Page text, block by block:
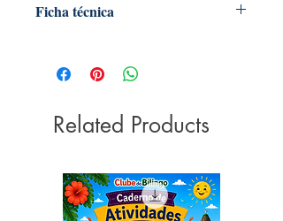
Ficha técnica
Ilustrador:
Lie Nobusa
Dimensões:27cm x 20cm
Marca:Ciranda Cultural
Idioma:Português
Número de páginas:48
130 gramas
Ano de publicação:2021
Related Products